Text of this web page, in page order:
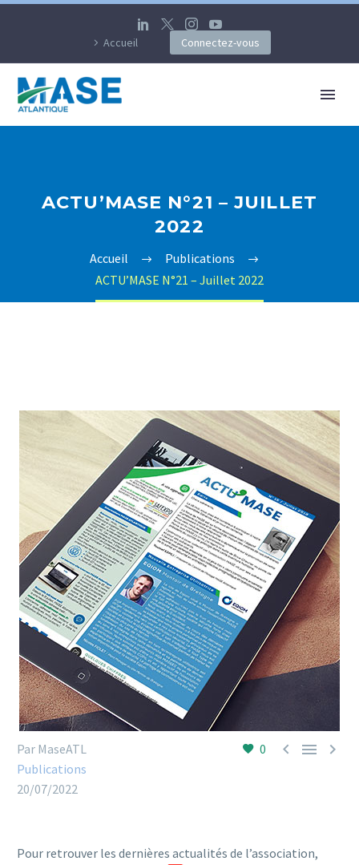
Accueil Connectez-vous
ACTU’MASE N°21 – JUILLET
2022
Accueil
Publications
ACTU’MASE N°21 – Juillet 2022
0   
Par MaseATL
Publications
20/07/2022
Pour retrouver les dernières actualités de l’association,